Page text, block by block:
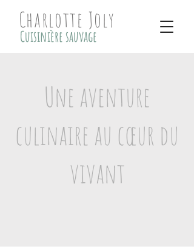
Charlotte Joly
Cuisinière sauvage
Une aventure
culinaire au cœur du
vivant